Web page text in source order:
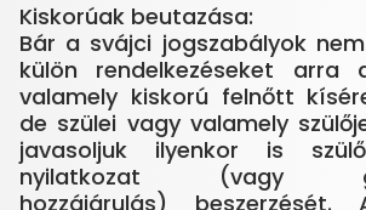
Kiskorúak beutazása:
Bár a svájci jogszabályok
külön rendelkezéseket arra
valamely kiskorú felnőtt
de szülei vagy valamely
javasoljuk ilyenkor is
nyilatkozat (vagy
hozzájárulás) beszerzését.